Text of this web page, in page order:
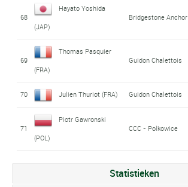
68
Hayato Yoshida
(JAP)
Bridgestone Anchor
69
Thomas Pasquier
(FRA)
Guidon Chalettois
70 Julien Thuriot (FRA) Guidon Chalettois
71
Piotr Gawronski
(POL)
CCC - Polkowice
Statistieken